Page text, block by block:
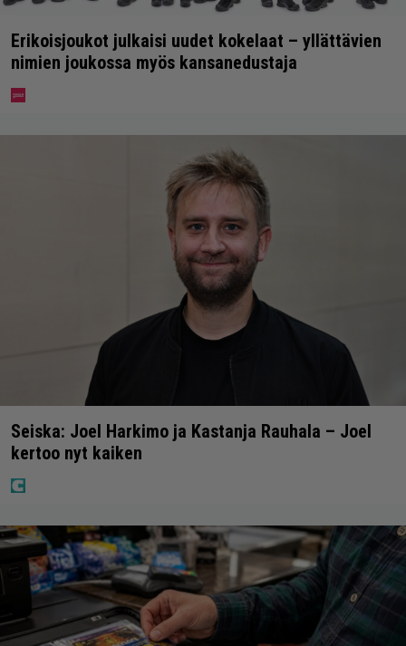
Erikoisjoukot julkaisi uudet kokelaat – yllättävien
nimien joukossa myös kansanedustaja
Seiska: Joel Harkimo ja Kastanja Rauhala – Joel
kertoo nyt kaiken